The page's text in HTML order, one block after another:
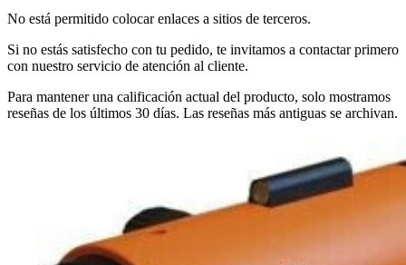
No está permitido colocar enlaces a sitios de terceros.
Si no estás satisfecho con tu pedido, te invitamos a contactar primero
con nuestro servicio de atención al cliente.
Para mantener una calificación actual del producto, solo mostramos
reseñas de los últimos 30 días. Las reseñas más antiguas se archivan.